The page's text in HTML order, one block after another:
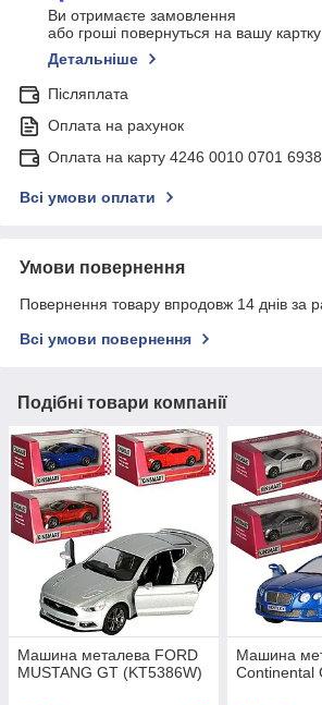
Ви отримаєте замовлення
або гроші повернуться на вашу картку
Детальніше
Післяплата
Оплата на рахунок
Оплата на карту 4246 0010 0701 6938
Всі умови оплати
Умови повернення
Повернення товару впродовж 14 днів за
Всі умови повернення
Подібні товари компанії
Машина металева FORD
MUSTANG GT (KT5386W)
Машина
Continental